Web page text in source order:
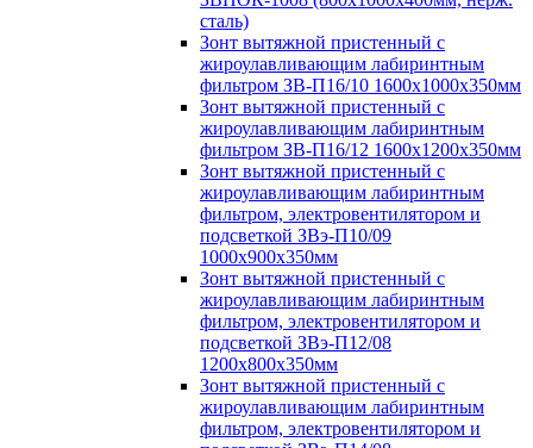
сталь)
Зонт вытяжной пристенный с
жироулавливающим лабиринтным
фильтром ЗВ-П16/10 1600х1000х350мм
Зонт вытяжной пристенный с
жироулавливающим лабиринтным
фильтром ЗВ-П16/12 1600х1200х350мм
Зонт вытяжной пристенный с
жироулавливающим лабиринтным
фильтром, электровентилятором и
подсветкой ЗВэ-П10/09
1000х900х350мм
Зонт вытяжной пристенный с
жироулавливающим лабиринтным
фильтром, электровентилятором и
подсветкой ЗВэ-П12/08
1200х800х350мм
Зонт вытяжной пристенный с
жироулавливающим лабиринтным
фильтром, электровентилятором и